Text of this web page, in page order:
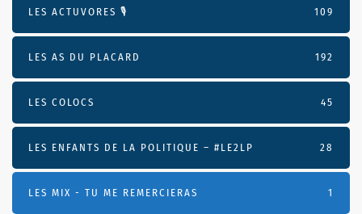
LES ACTUVORES 🎙 109
LES AS DU PLACARD 192
LES COLOCS 45
LES ENFANTS DE LA POLITIQUE – #LE2LP 28
LES MIX - TU ME REMERCIERAS 1